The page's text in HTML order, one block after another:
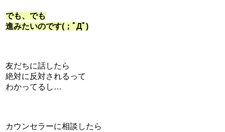
でも、でも
進みたいのです(；ﾟДﾟ)
友だちに話したら
絶対に反対されるって
わかってるし…
カウンセラーに相談したら